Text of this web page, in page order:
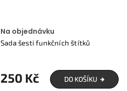
Sada šesti funkčních štítků
Na objednávku
250 Kč DO KOŠÍKU